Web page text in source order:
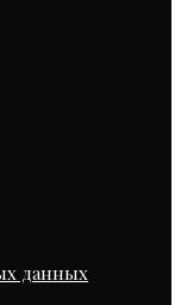
данных